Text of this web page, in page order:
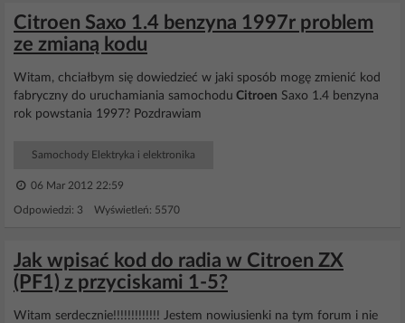
Citroen Saxo 1.4 benzyna 1997r problem
ze zmianą kodu
Witam, chciałbym się dowiedzieć w jaki sposób mogę zmienić kod
fabryczny do uruchamiania samochodu Citroen Saxo 1.4 benzyna
rok powstania 1997? Pozdrawiam
Samochody Elektryka i elektronika
06 Mar 2012 22:59
Odpowiedzi: 3 Wyświetleń: 5570
Jak wpisać kod do radia w Citroen ZX
(PF1) z przyciskami 1-5?
Witam serdecznie!!!!!!!!!!!!! Jestem nowiusienki na tym forum i nie